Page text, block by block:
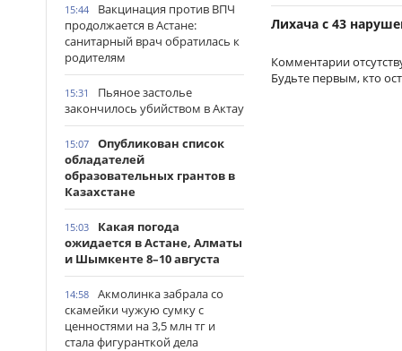
15:44
Вакцинация против ВПЧ
продолжается в Астане:
санитарный врач обратилась к
родителям
15:31
Пьяное застолье
закончилось убийством в Актау
15:07
Опубликован список
обладателей
образовательных грантов в
Казахстане
15:03
Какая погода
ожидается в Астане, Алматы
и Шымкенте 8–10 августа
14:58
Акмолинка забрала со
скамейки чужую сумку с
ценностями на 3,5 млн тг и
стала фигуранткой дела
Лихача с 43
Комментарии
Будьте первым, кто